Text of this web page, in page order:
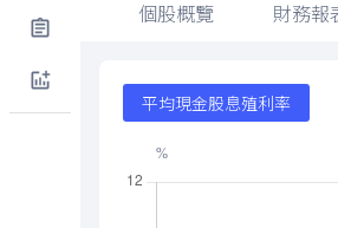
個股概覽 財務報
平均現金股息殖利率